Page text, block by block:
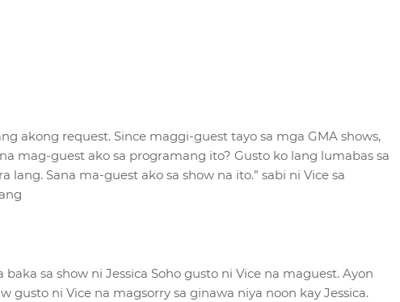
akong request. Since maggi-guest tayo sa mga GMA shows,
mag-guest ako sa programang ito? Gusto ko lang lumabas sa
lang. Sana ma-guest ako sa show na ito.” sabi ni Vice sa
sa show ni Jessica Soho gusto ni Vice na maguest. Ayon
gusto ni Vice na magsorry sa ginawa niya noon kay Jessica.